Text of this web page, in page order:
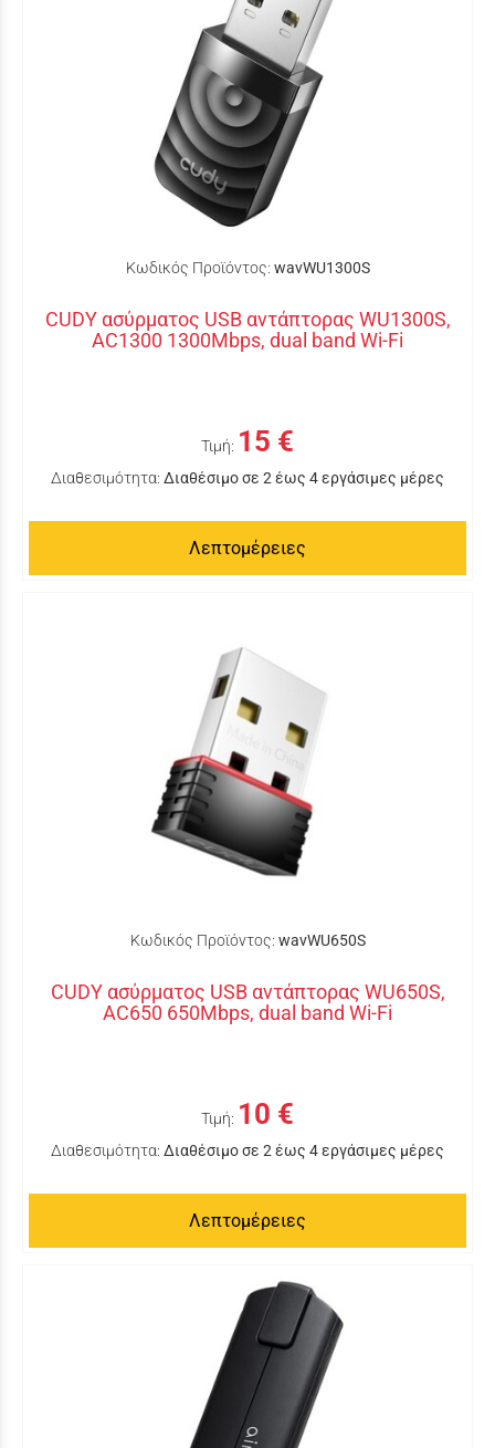
Κωδικός Προϊόντος: wavWU1300S
CUDY ασύρματος USB αντάπτορας WU1300S,
AC1300 1300Mbps, dual band Wi-Fi
Τιμή: 15 €
Διαθεσιμότητα: Διαθέσιμο σε 2 έως 4 εργάσιμες μέρες
Λεπτομέρειες
Κωδικός Προϊόντος: wavWU650S
CUDY ασύρματος USB αντάπτορας WU650S,
AC650 650Mbps, dual band Wi-Fi
Τιμή: 10 €
Διαθεσιμότητα: Διαθέσιμο σε 2 έως 4 εργάσιμες μέρες
Λεπτομέρειες